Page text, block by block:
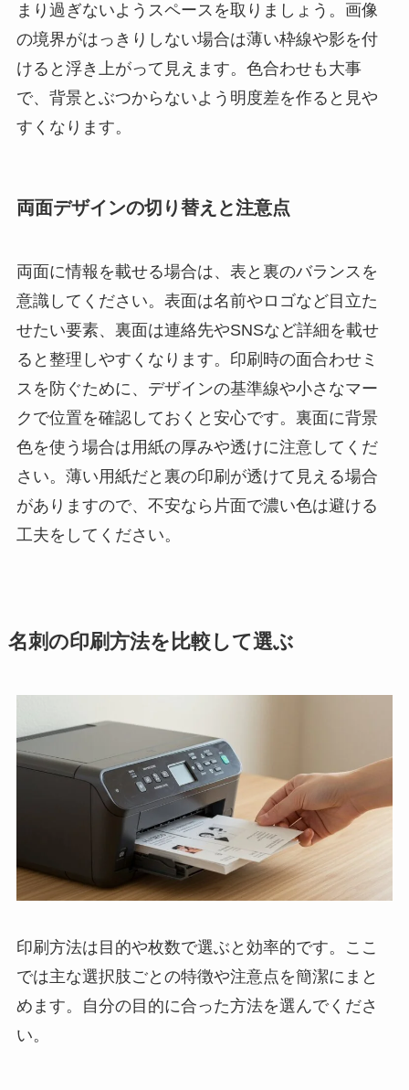
まり過ぎないようスペースを取りましょう。画像
の境界がはっきりしない場合は薄い枠線や影を付
けると浮き上がって見えます。色合わせも大事
で、背景とぶつからないよう明度差を作ると見や
すくなります。
両面デザインの切り替えと注意点
両面に情報を載せる場合は、表と裏のバランスを
意識してください。表面は名前やロゴなど目立た
せたい要素、裏面は連絡先やSNSなど詳細を載せ
ると整理しやすくなります。印刷時の面合わせミ
スを防ぐために、デザインの基準線や小さなマー
クで位置を確認しておくと安心です。裏面に背景
色を使う場合は用紙の厚みや透けに注意してくだ
さい。薄い用紙だと裏の印刷が透けて見える場合
がありますので、不安なら片面で濃い色は避ける
工夫をしてください。
名刺の印刷方法を比較して選ぶ
印刷方法は目的や枚数で選ぶと効率的です。ここ
では主な選択肢ごとの特徴や注意点を簡潔にまと
めます。自分の目的に合った方法を選んでくださ
い。